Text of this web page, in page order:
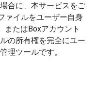
合に、本サービスをご
ァイルをユーザー自身
またはBoxアカウント
の所有権を完全にユー
理ツールです。